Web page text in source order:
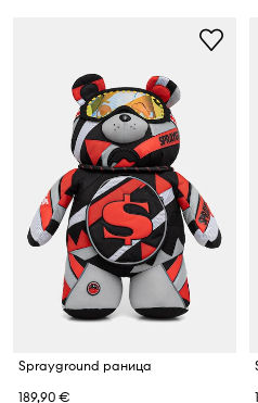
Sprayground раница
189,90 €